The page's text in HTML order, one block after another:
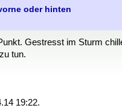
oder hinten
Gestresst im Sturm
tun.
19:22.